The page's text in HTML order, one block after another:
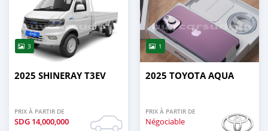
3
2025 SHINERAY T3EV
PRIX À PARTIR DE
SDG 14,000,000
1
2025 TOYOTA AQUA
PRIX À PARTIR DE
Négociable